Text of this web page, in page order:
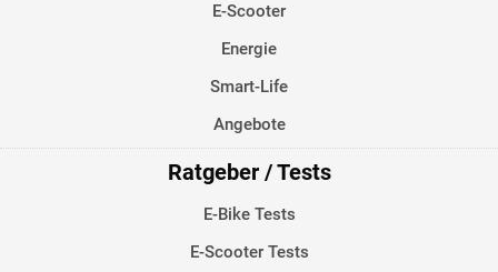
E-Scooter
Energie
Smart-Life
Angebote
Ratgeber / Tests
E-Bike Tests
E-Scooter Tests